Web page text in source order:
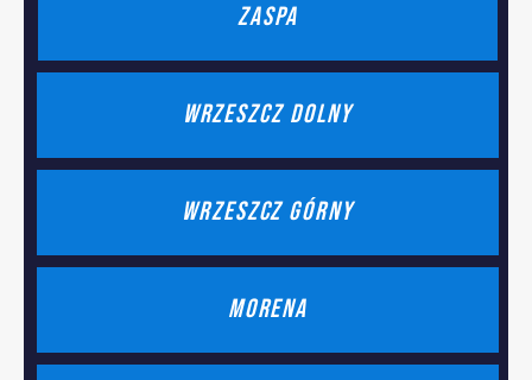
zASPA
WRZESZCZ DOLNY
WRZESZCZ górny
MORENA